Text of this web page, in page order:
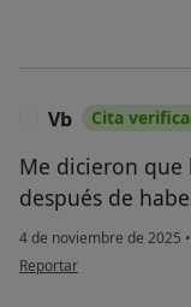
Vb Cita
Me dicieron que
después de
4 de noviembre de 2025 •
en opinión del usuario Vb
Reportar